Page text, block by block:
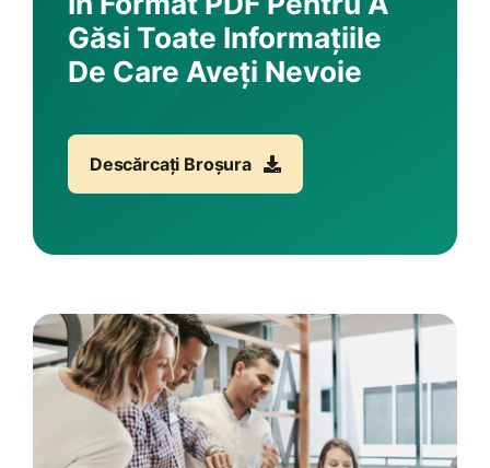
Găsi Toate Informațiile
De Care Aveți Nevoie
Descărcați Broșura